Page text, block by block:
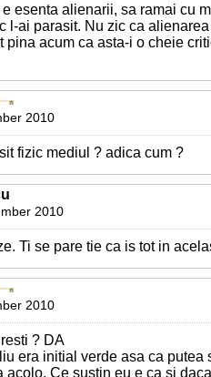
esenta alienarii, sa ramai cu
l-ai parasit. Nu zic ca
pina acum ca asta-i o cheie
2010
fizic mediul ? adica cum ?
2010
Ti se pare tie ca is tot in
2010
? DA
era initial verde asa ca putea
acolo. Ce sustin eu e ca si